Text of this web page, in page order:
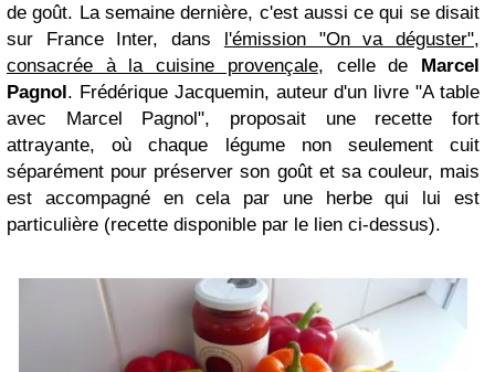
de goût. La semaine dernière, c'est aussi ce qui se disait
sur France Inter, dans l'émission "On va déguster",
consacrée à la cuisine provençale, celle de Marcel
Pagnol. Frédérique Jacquemin, auteur d'un livre "A table
avec Marcel Pagnol", proposait une recette fort
attrayante, où chaque légume non seulement cuit
séparément pour préserver son goût et sa couleur, mais
est accompagné en cela par une herbe qui lui est
particulière (recette disponible par le lien ci-dessus).